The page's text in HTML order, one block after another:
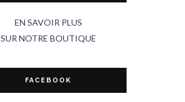
EN SAVOIR PLUS
SUR NOTRE BOUTIQUE
FACEBOOK